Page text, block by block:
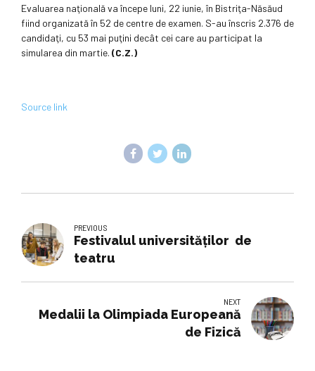
Evaluarea naţională va începe luni, 22 iunie, în Bistriţa-Năsăud
fiind organizată în 52 de centre de examen. S-au înscris 2.376 de
candidaţi, cu 53 mai puţini decât cei care au participat la
simularea din martie. (C.Z.)
Source link
PREVIOUS
Festivalul universităților de
teatru
NEXT
Medalii la Olimpiada Europeană
de Fizică